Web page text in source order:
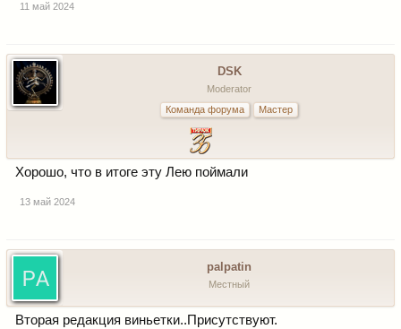
11 май 2024
DSK
Moderator
Команда форума
Мастер
Хорошо, что в итоге эту Лею поймали
13 май 2024
palpatin
Местный
Вторая редакция виньетки..Присутствуют.